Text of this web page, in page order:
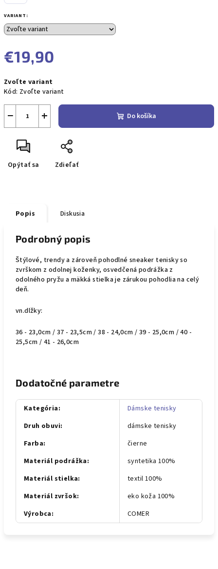
VARIANT:
€19,90
cena:
Zvoľte variant
Kód: Zvoľte variant
+
− Do košíka
Opýtať sa Zdieľať
Popis Diskusia
Podrobný popis
Štýlové, trendy a zároveň pohodlné sneaker tenisky so
zvrškom z odolnej koženky, osvedčená podrážka z
odolného pryžu a mäkká stielka je zárukou pohodlia na celý
deň.
vn.dlžky:
36 - 23,0cm / 37 - 23,5cm / 38 - 24,0cm / 39 - 25,0cm / 40 -
25,5cm / 41 - 26,0cm
Dodatočné parametre
Kategória:
Dámske tenisky
Druh obuvi:
dámske tenisky
Farba:
čierne
Materiál podrážka:
syntetika 100%
Materiál stielka:
textil 100%
Materiál zvršok:
eko koža 100%
Výrobca: COMER